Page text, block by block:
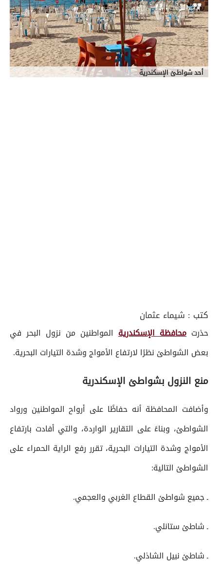
أحد شواطئ الإسكندرية
كتب : شيماء عثمان
حذرت محافظة الإسكندرية المواطنين من نزول البحر في
بعض الشواطئ نظرًا لارتفاع الأمواج وشدة التيارات البحرية.
منع النزول بشواطئ الإسكندرية
وأضافت المحافظة أنه حفاظًا على أرواح المواطنين ورواد
الشواطئ، وبناءً على التقارير الواردة، والتي أفادت بارتفاع
الأمواج وشدة التيارات البحرية، تقرر رفع الراية الحمراء على
الشواطئ التالية:
ـ جميع شواطئ القطاع الغربي والعجمي.
ـ شاطئ ستانلي.
ـ شاطئ نبيل الشاذلي.